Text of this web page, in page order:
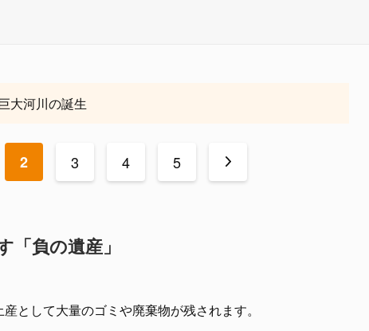
大河川の誕生
2 3 4 5 >
「負の遺産」
として大量のゴミや廃棄物が残されます。